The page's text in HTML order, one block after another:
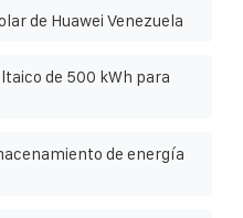
de Huawei Venezuela
de 500 kWh para
de energía